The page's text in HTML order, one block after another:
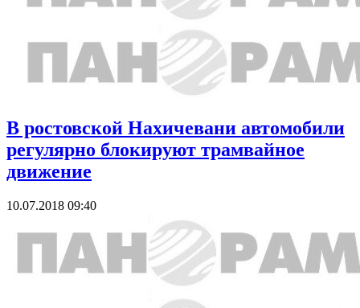
В ростовской Нахичевани автомобили
регулярно блокируют трамвайное
движение
10.07.2018 09:40